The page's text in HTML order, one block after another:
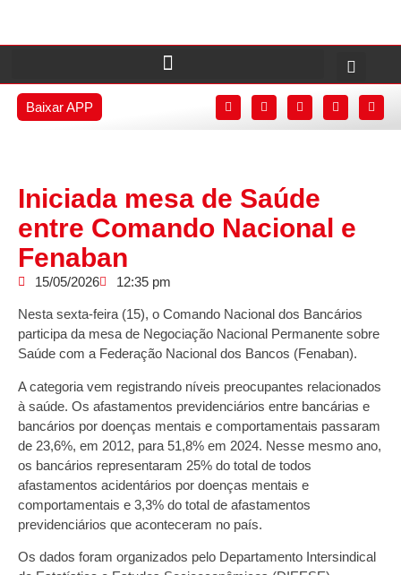
Baixar APP
Iniciada mesa de Saúde
entre Comando Nacional e
Fenaban
15/05/2026 12:35 pm
Nesta sexta-feira (15), o Comando Nacional dos Bancários
participa da mesa de Negociação Nacional Permanente sobre
Saúde com a Federação Nacional dos Bancos (Fenaban).
A categoria vem registrando níveis preocupantes relacionados
à saúde. Os afastamentos previdenciários entre bancárias e
bancários por doenças mentais e comportamentais passaram
de 23,6%, em 2012, para 51,8% em 2024. Nesse mesmo ano,
os bancários representaram 25% do total de todos
afastamentos acidentários por doenças mentais e
comportamentais e 3,3% do total de afastamentos
previdenciários que aconteceram no país.
Os dados foram organizados pelo Departamento Intersindical